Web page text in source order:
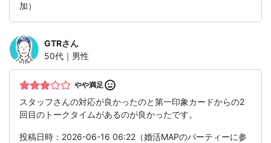
加）
GTRさん
50代｜男性
やや満足
スタッフさんの対応が良かったのと第一印象カードからの2
回目のトークタイムがあるのが良かったです。
投稿日時：2026-06-16 06:22（婚活MAPのパーティーに参